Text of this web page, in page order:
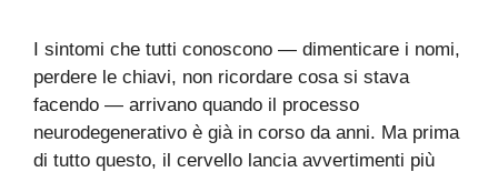
I sintomi che tutti conoscono — dimenticare i nomi,
perdere le chiavi, non ricordare cosa si stava
facendo — arrivano quando il processo
neurodegenerativo è già in corso da anni. Ma prima
di tutto questo, il cervello lancia avvertimenti più